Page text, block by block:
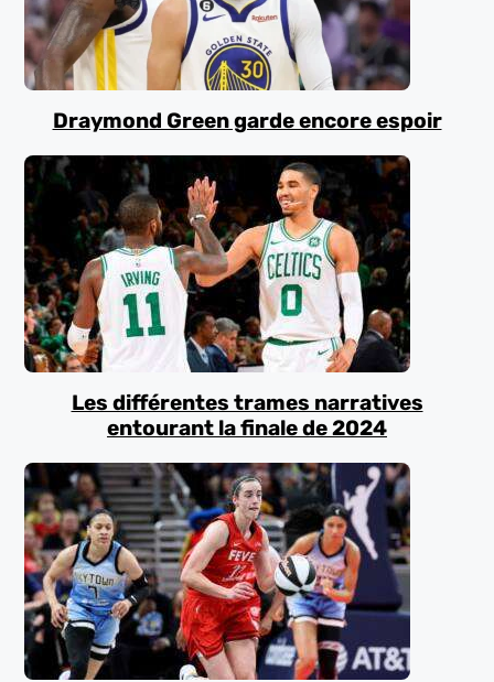
Draymond Green garde encore espoir
Les différentes trames narratives
entourant la finale de 2024